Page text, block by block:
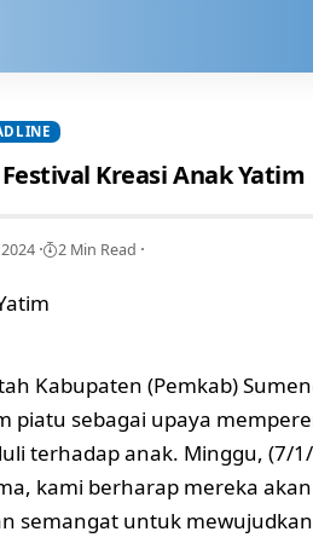
Kreasi Anak Yatim
2 Min Read
Kabupaten (Pemkab)
piatu sebagai upaya
terhadap anak. Minggu, (7/
kami berharap mereka
semangat untuk